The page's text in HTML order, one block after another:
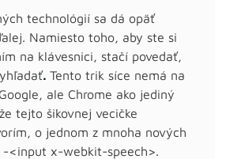
technológií sa dá opäť
Namiesto toho, aby ste si
na klávesnici, stačí povedať,
. Tento trik síce nemá na
ale Chrome ako jediný
tejto šikovnej vecičke
o jednom z mnoha nových
-<input x-webkit-speech>.